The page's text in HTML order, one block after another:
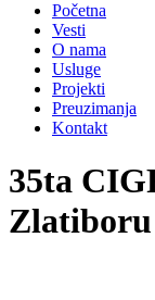
Početna
Vesti
O nama
Usluge
Projekti
Preuzimanja
Kontakt
35ta
Zlatiboru